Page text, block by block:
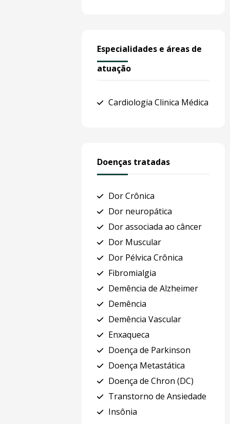
Especialidades e áreas de
atuação
Cardiologia Clinica Médica
Doenças tratadas
Dor Crônica
Dor neuropática
Dor associada ao câncer
Dor Muscular
Dor Pélvica Crônica
Fibromialgia
Demência de Alzheimer
Demência
Demência Vascular
Enxaqueca
Doença de Parkinson
Doença Metastática
Doença de Chron (DC)
Transtorno de Ansiedade
Insônia